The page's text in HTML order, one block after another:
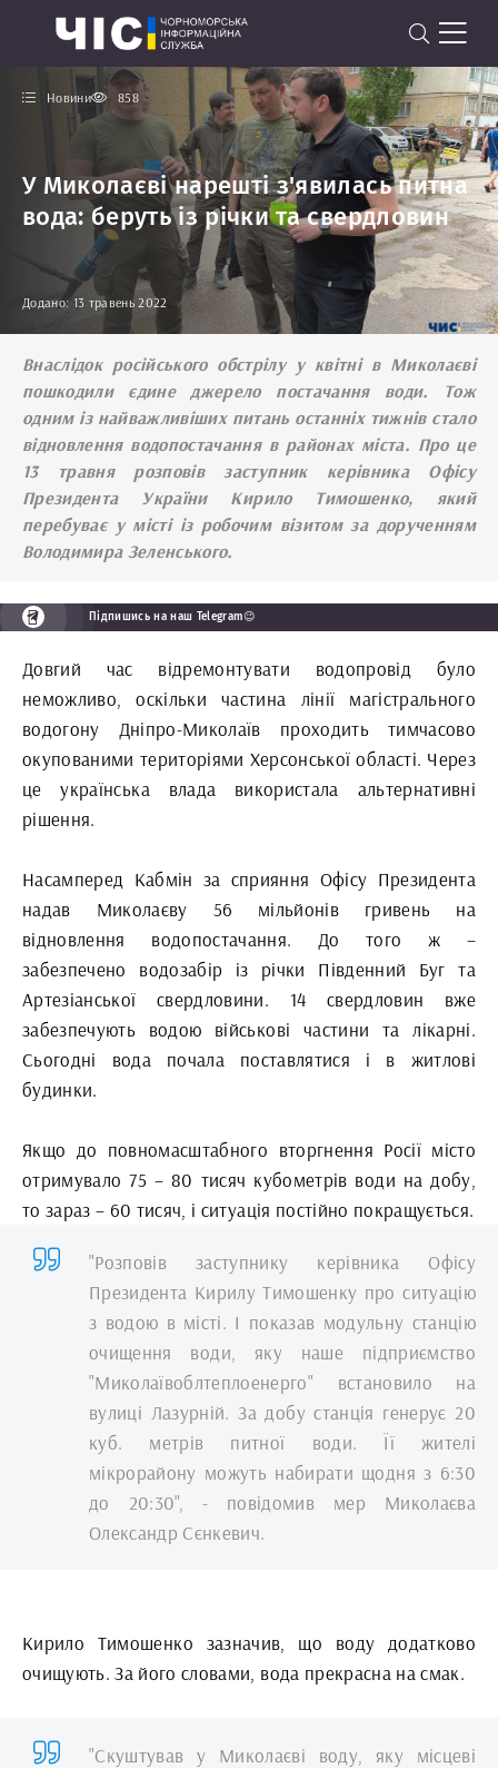
Новини 858
У Миколаєві нарешті з'явилась питна
вода: беруть із річки та свердловин
Додано: 13 травень 2022
Внаслідок російського обстрілу у квітні в Миколаєві
пошкодили єдине джерело постачання води. Тож
одним із найважливіших питань останніх тижнів стало
відновлення водопостачання в районах міста. Про це
13 травня розповів заступник керівника Офісу
Президента України Кирило Тимошенко, який
перебуває у місті із робочим візитом за дорученням
Володимира Зеленського.
Підпишись на наш Telegram😉
Довгий час відремонтувати водопровід було
неможливо, оскільки частина лінії магістрального
водогону Дніпро-Миколаїв проходить тимчасово
окупованими територіями Херсонської області. Через
це українська влада використала альтернативні
рішення.
Насамперед Кабмін за сприяння Офісу Президента
надав Миколаєву 56 мільйонів гривень на
відновлення водопостачання. До того ж –
забезпечено водозабір із річки Південний Буг та
Артезіанської свердловини. 14 свердловин вже
забезпечують водою військові частини та лікарні.
Сьогодні вода почала поставлятися і в житлові
будинки.
Якщо до повномасштабного вторгнення Росії місто
отримувало 75 – 80 тисяч кубометрів води на добу,
то зараз – 60 тисяч, і ситуація постійно покращується.
"Розповів заступнику керівника Офісу
Президента Кирилу Тимошенку про ситуацію
з водою в місті. І показав модульну станцію
очищення води, яку наше підприємство
"Миколаївоблтеплоенерго" встановило на
вулиці Лазурній. За добу станція генерує 20
куб. метрів питної води. Її жителі
мікрорайону можуть набирати щодня з 6:30
до 20:30", - повідомив мер Миколаєва
Олександр Сєнкевич.
Кирило Тимошенко зазначив, що воду додатково
очищують. За його словами, вода прекрасна на смак.
"Скуштував у Миколаєві воду, яку місцеві